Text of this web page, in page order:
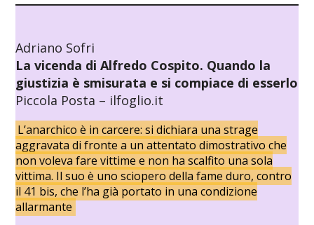
Adriano Sofri
La vicenda di Alfredo Cospito. Quando la
giustizia è smisurata e si compiace di esserlo
Piccola Posta – ilfoglio.it
L’anarchico è in carcere: si dichiara una strage
aggravata di fronte a un attentato dimostrativo che
non voleva fare vittime e non ha scalfito una sola
vittima. Il suo è uno sciopero della fame duro, contro
il 41 bis, che l’ha già portato in una condizione
allarmante